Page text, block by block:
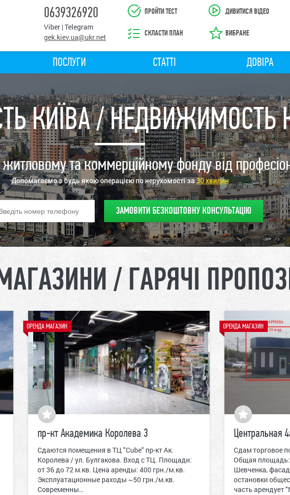
0639326920
Viber | Telegram
gek.kiev.ua@ukr.net
ПРОЙТИ ТЕСТ ДИВИТИСЯ ВІДЕО
СКЛАСТИ ПЛАН ВИБРАНЕ
ПОСЛУГИ СТАТТІ ДОВІРА
КИЇВА / НЕДВИЖИМОСТЬ
та коммерційному фонду від
Допомагаємо з будь якою операцією по нерухомості за30 хвилин
/ ГАРЯЧІ
ОРЕНДА МАГАЗИН
пр-кт Академика Королева 3
Сдаются помещения в ТЦ "Cube" пр-кт Ак.
Королева / ул. Булгакова. Вход с ТЦ. Площади:
от 36 до 72 м.кв. Цена аренды: 400 грн./м.кв.
Эксплуатационные раходы ~50 грн./м.кв.
Современны…
ОРЕНДА МАГАЗИН
Центральная
Сдам торговое
Общая площадь:
Шевченка,
остановки
часть арендует